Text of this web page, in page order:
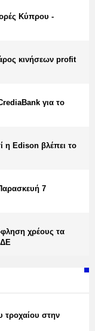
Κύπρου -
κινήσεων profit
για το
η Edison βλέπει το
7
χρέους τα
τροχαίου στην